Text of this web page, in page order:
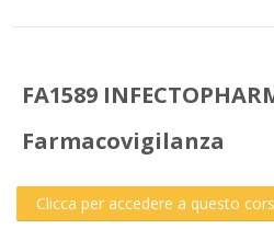
FA1589
Farmacovigilanza
Clicca per accedere a questo